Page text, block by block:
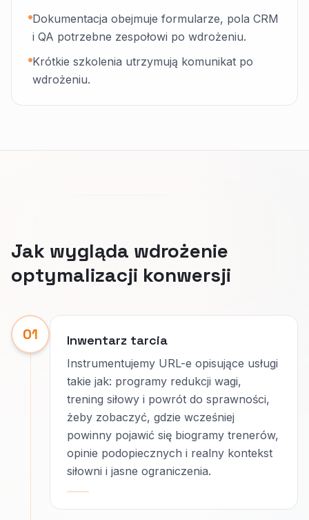
Dokumentacja obejmuje formularze, pola CRM
i QA potrzebne zespołowi po wdrożeniu.
Krótkie szkolenia utrzymują komunikat po
wdrożeniu.
Jak wygląda wdrożenie
optymalizacji konwersji
01 Inwentarz tarcia
Instrumentujemy URL-e opisujące usługi
takie jak: programy redukcji wagi,
trening siłowy i powrót do sprawności,
żeby zobaczyć, gdzie wcześniej
powinny pojawić się biogramy trenerów,
opinie podopiecznych i realny kontekst
siłowni i jasne ograniczenia.